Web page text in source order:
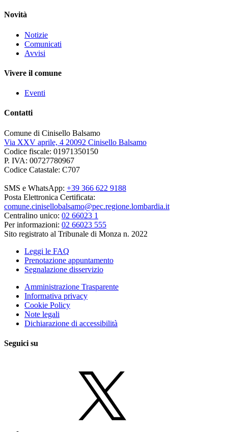
Novità
Notizie
Comunicati
Avvisi
Vivere il comune
Eventi
Contatti
Comune di Cinisello Balsamo
Via XXV aprile, 4 20092 Cinisello Balsamo
Codice fiscale: 01971350150
P. IVA: 00727780967
Codice Catastale: C707
SMS e WhatsApp: +39 366 622 9188
Posta Elettronica Certificata:
comune.cinisellobalsamo@pec.regione.lombardia.it
Centralino unico: 02 66023 1
Per informazioni: 02 66023 555
Sito registrato al Tribunale di Monza n. 2022
Leggi le FAQ
Prenotazione appuntamento
Segnalazione disservizio
Amministrazione Trasparente
Informativa privacy
Cookie Policy
Note legali
Dichiarazione di accessibilità
Seguici su